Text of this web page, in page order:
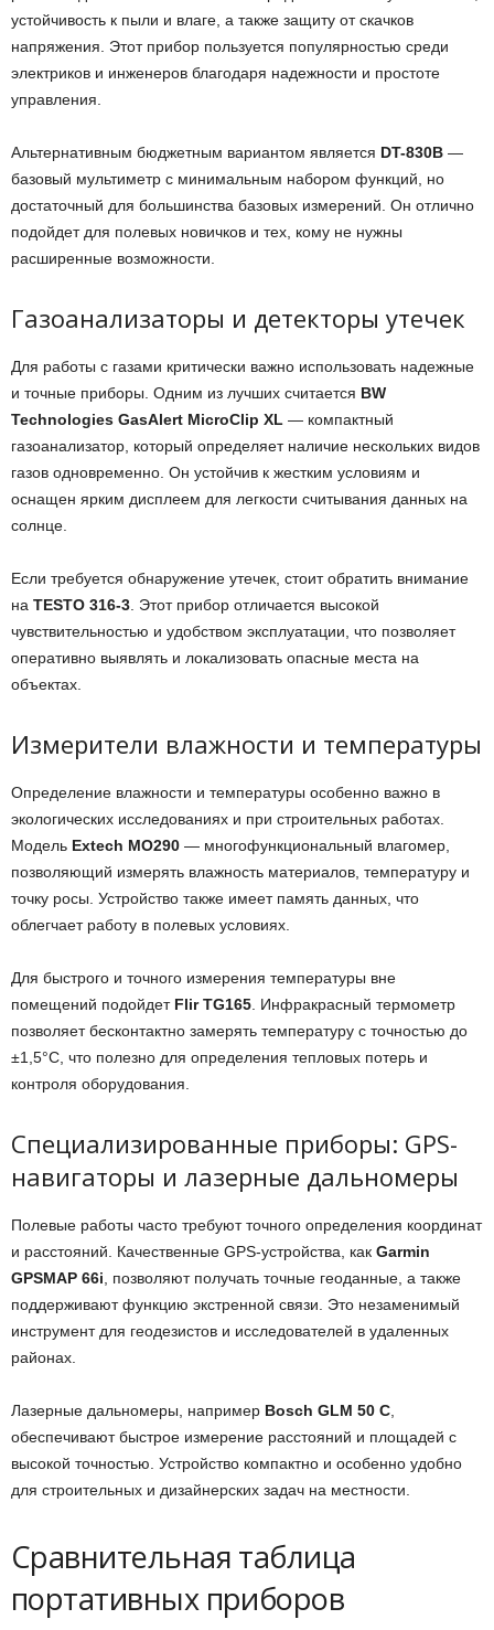
устойчивость к пыли и влаге, а также защиту от скачков
напряжения. Этот прибор пользуется популярностью среди
электриков и инженеров благодаря надежности и простоте
управления.
Альтернативным бюджетным вариантом является DT-830B —
базовый мультиметр с минимальным набором функций, но
достаточный для большинства базовых измерений. Он отлично
подойдет для полевых новичков и тех, кому не нужны
расширенные возможности.
Газоанализаторы и детекторы утечек
Для работы с газами критически важно использовать надежные
и точные приборы. Одним из лучших считается BW
Technologies GasAlert MicroClip XL — компактный
газоанализатор, который определяет наличие нескольких видов
газов одновременно. Он устойчив к жестким условиям и
оснащен ярким дисплеем для легкости считывания данных на
солнце.
Если требуется обнаружение утечек, стоит обратить внимание
на TESTO 316-3 . Этот прибор отличается высокой
чувствительностью и удобством эксплуатации, что позволяет
оперативно выявлять и локализовать опасные места на
объектах.
Измерители влажности и температуры
Определение влажности и температуры особенно важно в
экологических исследованиях и при строительных работах.
Модель Extech MO290 — многофункциональный влагомер,
позволяющий измерять влажность материалов, температуру и
точку росы. Устройство также имеет память данных, что
облегчает работу в полевых условиях.
Для быстрого и точного измерения температуры вне
помещений подойдет Flir TG165 . Инфракрасный термометр
позволяет бесконтактно замерять температуру с точностью до
±1,5°C, что полезно для определения тепловых потерь и
контроля оборудования.
Специализированные приборы: GPS-
навигаторы и лазерные дальномеры
Полевые работы часто требуют точного определения координат
и расстояний. Качественные GPS-устройства, как Garmin
GPSMAP 66i , позволяют получать точные геоданные, а также
поддерживают функцию экстренной связи. Это незаменимый
инструмент для геодезистов и исследователей в удаленных
районах.
Лазерные дальномеры, например Bosch GLM 50 C
обеспечивают быстрое измерение расстояний и площадей с
высокой точностью. Устройство компактно и особенно удобно
для строительных и дизайнерских задач на местности.
Сравнительная таблица
портативных приборов